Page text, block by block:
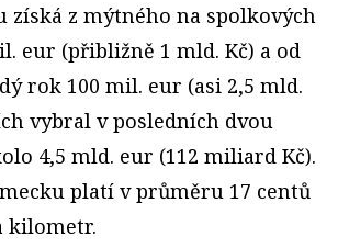
získá z mýtného na spolkových
eur (přibližně 1 mld. Kč) a od
rok 100 mil. eur (asi 2,5 mld.
vybral v posledních dvou
4,5 mld. eur (112 miliard Kč).
platí v průměru 17 centů
kilometr.